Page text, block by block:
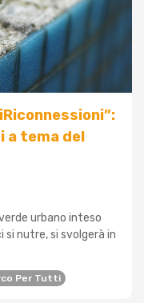
a tema del
urbano inteso
si nutre, si svolgerà in
Per Tutti